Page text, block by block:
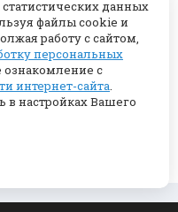
данных
файлы cookie и
работу с сайтом,
персональных
ознакомление с
интернет-сайта.
настройках Вашего